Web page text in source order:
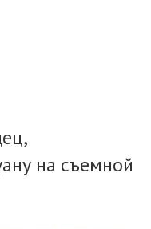
на съемной